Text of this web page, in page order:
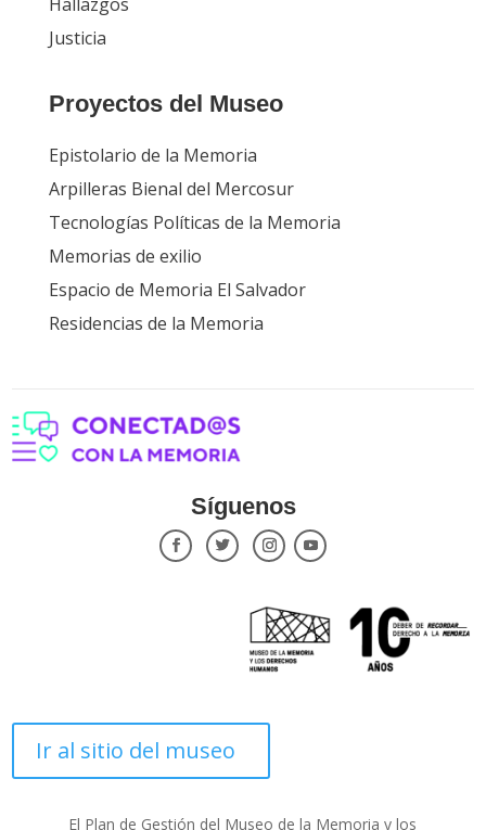
Hallazgos
Justicia
Proyectos del Museo
Epistolario de la Memoria
Arpilleras Bienal del Mercosur
Tecnologías Políticas de la Memoria
Memorias de exilio
Espacio de Memoria El Salvador
Residencias de la Memoria
Síguenos
Ir al sitio del museo